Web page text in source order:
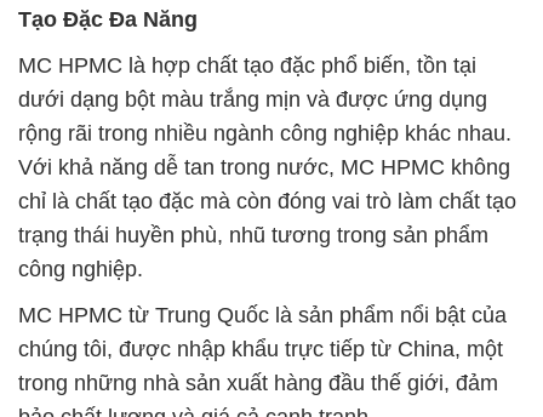
Tạo Đặc Đa Năng
MC HPMC là hợp chất tạo đặc phổ biến, tồn tại
dưới dạng bột màu trắng mịn và được ứng dụng
rộng rãi trong nhiều ngành công nghiệp khác nhau.
Với khả năng dễ tan trong nước, MC HPMC không
chỉ là chất tạo đặc mà còn đóng vai trò làm chất tạo
trạng thái huyền phù, nhũ tương trong sản phẩm
công nghiệp.
MC HPMC từ Trung Quốc là sản phẩm nổi bật của
chúng tôi, được nhập khẩu trực tiếp từ China, một
trong những nhà sản xuất hàng đầu thế giới, đảm